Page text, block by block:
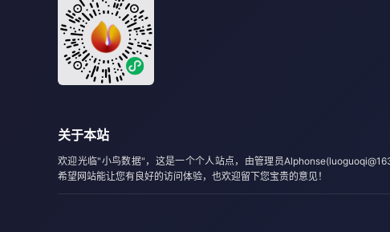
关于本站
欢迎光临"小鸟数据"，这是一个个人站点，由管理员
希望网站能让您有良好的访问体验，也欢迎留下您宝贵的意见！